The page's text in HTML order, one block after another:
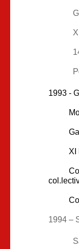
1993 -
XI
1994 –